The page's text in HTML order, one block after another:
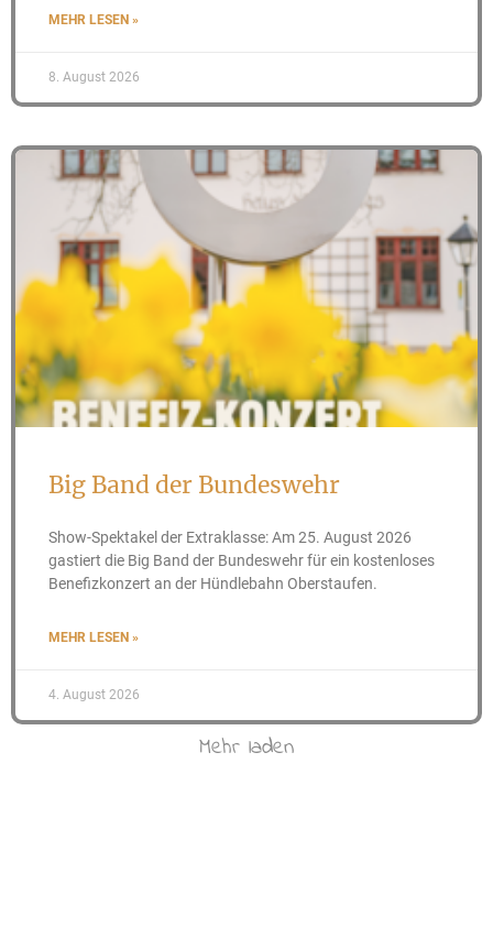
MEHR LESEN »
8. August 2026
Big Band der Bundeswehr
Show-Spektakel der Extraklasse: Am 25. August 2026
gastiert die Big Band der Bundeswehr für ein kostenloses
Benefizkonzert an der Hündlebahn Oberstaufen.
MEHR LESEN »
4. August 2026
Mehr laden